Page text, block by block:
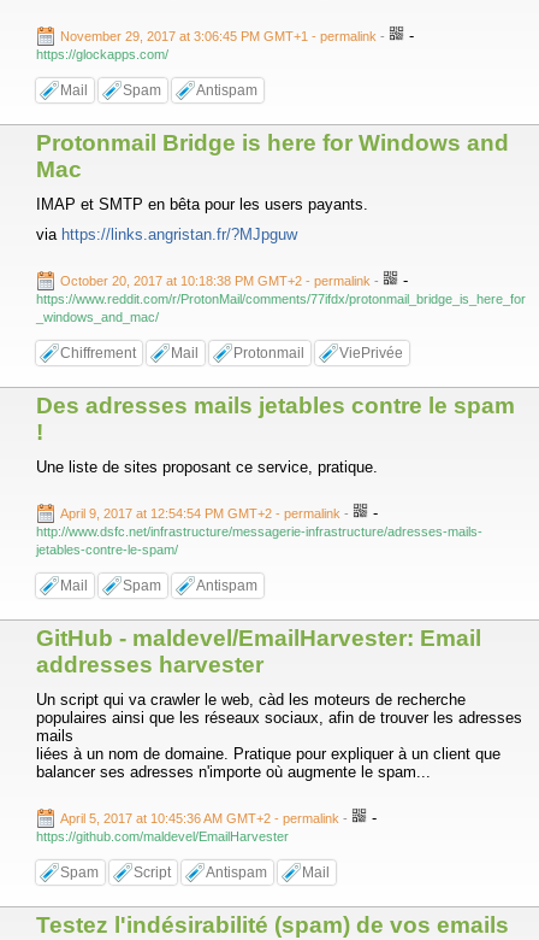
November 29, 2017 at 3:06:45 PM GMT+1 - permalink - -
https://glockapps.com/
Mail Spam Antispam
Protonmail Bridge is here for Windows and
Mac
IMAP et SMTP en bêta pour les users payants.
via https://links.angristan.fr/?MJpguw
October 20, 2017 at 10:18:38 PM GMT+2 - permalink - -
https://www.reddit.com/r/ProtonMail/comments/77ifdx/protonmail_bridge_is_here_for
_windows_and_mac/
Chiffrement Mail Protonmail ViePrivée
Des adresses mails jetables contre le spam
!
Une liste de sites proposant ce service, pratique.
April 9, 2017 at 12:54:54 PM GMT+2 - permalink - -
http://www.dsfc.net/infrastructure/messagerie-infrastructure/adresses-mails-
jetables-contre-le-spam/
Mail Spam Antispam
GitHub - maldevel/EmailHarvester: Email
addresses harvester
Un script qui va crawler le web, càd les moteurs de recherche
populaires ainsi que les réseaux sociaux, afin de trouver les adresses
mails
liées à un nom de domaine. Pratique pour expliquer à un client que
balancer ses adresses n'importe où augmente le spam...
April 5, 2017 at 10:45:36 AM GMT+2 - permalink - -
https://github.com/maldevel/EmailHarvester
Spam Script Antispam Mail
Testez l'indésirabilité (spam) de vos emails